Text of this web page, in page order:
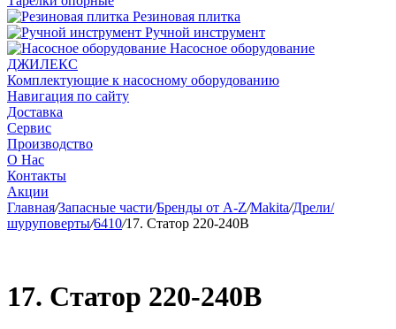
Резиновая плитка
Ручной инструмент
Насосное оборудование
ДЖИЛЕКС
Комплектующие к насосному оборудованию
Навигация по сайту
Доставка
Сервис
Производство
О Нас
Контакты
Акции
Главная/Запасные части/Бренды от A-Z/Makita/Дрели/
шуруповерты/6410/17. Статор 220-240В
17. Статор 220-240В